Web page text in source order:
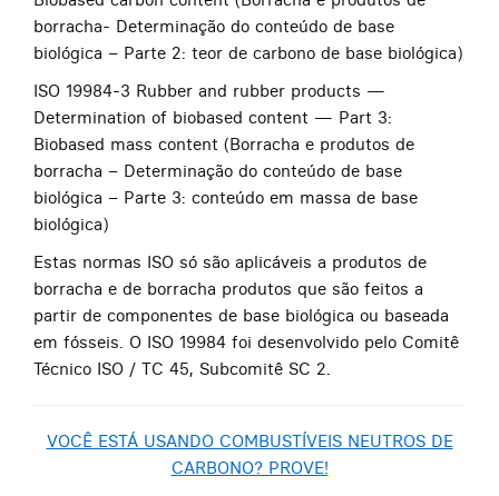
borracha- Determinação do conteúdo de base
biológica – Parte 2: teor de carbono de base biológica)
ISO 19984-3 Rubber and rubber products —
Determination of biobased content — Part 3:
Biobased mass content (Borracha e produtos de
borracha – Determinação do conteúdo de base
biológica – Parte 3: conteúdo em massa de base
biológica)
Estas normas ISO só são aplicáveis ​​a produtos de
borracha e de borracha produtos que são feitos a
partir de componentes de base biológica ou baseada
em fósseis. O ISO 19984 foi desenvolvido pelo Comitê
Técnico ISO / TC 45, Subcomitê SC 2.
VOCÊ ESTÁ USANDO COMBUSTÍVEIS NEUTROS DE
CARBONO? PROVE!